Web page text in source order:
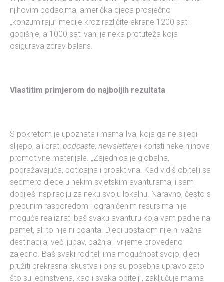
njihovim podacima, američka djeca prosječno
„konzumiraju” medije kroz različite ekrane 1200 sati
godišnje, a 1000 sati vani je neka protuteža koja
osigurava zdrav balans.
Vlastitim primjerom do najboljih rezultata
S pokretom je upoznata i mama Iva, koja ga ne slijedi
slijepo, ali prati podcaste, newsletterei koristi neke njihove
promotivne materijale. „Zajednica je globalna,
podražavajuća, poticajna i proaktivna. Kad vidiš obitelji sa
sedmero djece u nekim svjetskim avanturama, i sam
dobiješ inspiraciju za neku svoju lokalnu. Naravno, često s
prepunim rasporedom i ograničenim resursima nije
moguće realizirati baš svaku avanturu koja vam padne na
pamet, ali to nije ni poanta. Djeci uostalom nije ni važna
destinacija, već ljubav, pažnja i vrijeme provedeno
zajedno. Baš svaki roditelj ima mogućnost svojoj djeci
pružiti prekrasna iskustva i ona su posebna upravo zato
što su jedinstvena, kao i svaka obitelj”, zaključuje mama